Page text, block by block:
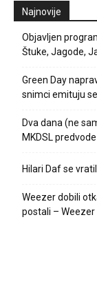
Najnovije
Objavljen
Štuke, Jagode,
Green Day
snimci emituju
Dva dana (ne
MKDSL
Hilari Daf se
Weezer dobili
postali – Weezer